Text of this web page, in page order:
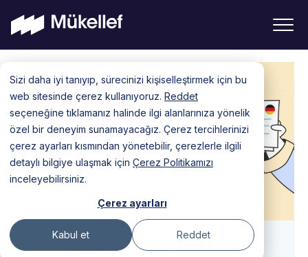
Sizi daha iyi tanıyıp, sürecinizi kişiselleştirmek için bu
web sitesinde çerez kullanıyoruz. Reddet
seçeneğine tıklamanız halinde ilgi alanlarınıza yönelik
özel bir deneyim sunamayacağız. Çerez tercihlerinizi
çerez ayarları kısmından yönetebilir, çerezlerle ilgili
detaylı bilgiye ulaşmak için Çerez Politikamızı
inceleyebilirsiniz.
Çerez ayarları
Kabul et Reddet
content
Alman Vergi Sistemi